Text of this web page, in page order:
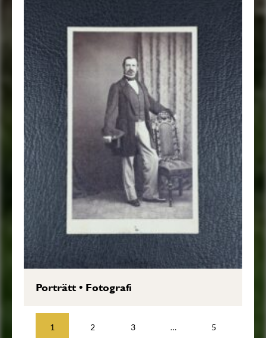
Porträtt• Fotografi
1 2 3 … 5